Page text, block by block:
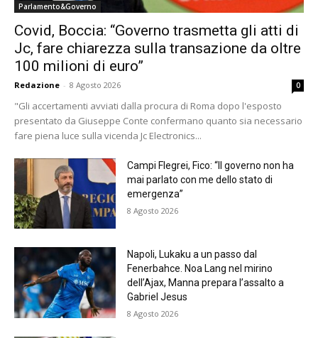
Parlamento&Governo
Covid, Boccia: “Governo trasmetta gli atti di
Jc, fare chiarezza sulla transazione da oltre
100 milioni di euro”
Redazione - 8 Agosto 2026 0
"Gli accertamenti avviati dalla procura di Roma dopo l'esposto
presentato da Giuseppe Conte confermano quanto sia necessario
fare piena luce sulla vicenda Jc Electronics...
Campi Flegrei, Fico: “Il governo non ha
mai parlato con me dello stato di
emergenza”
8 Agosto 2026
Napoli, Lukaku a un passo dal
Fenerbahce. Noa Lang nel mirino
dell’Ajax, Manna prepara l’assalto a
Gabriel Jesus
8 Agosto 2026